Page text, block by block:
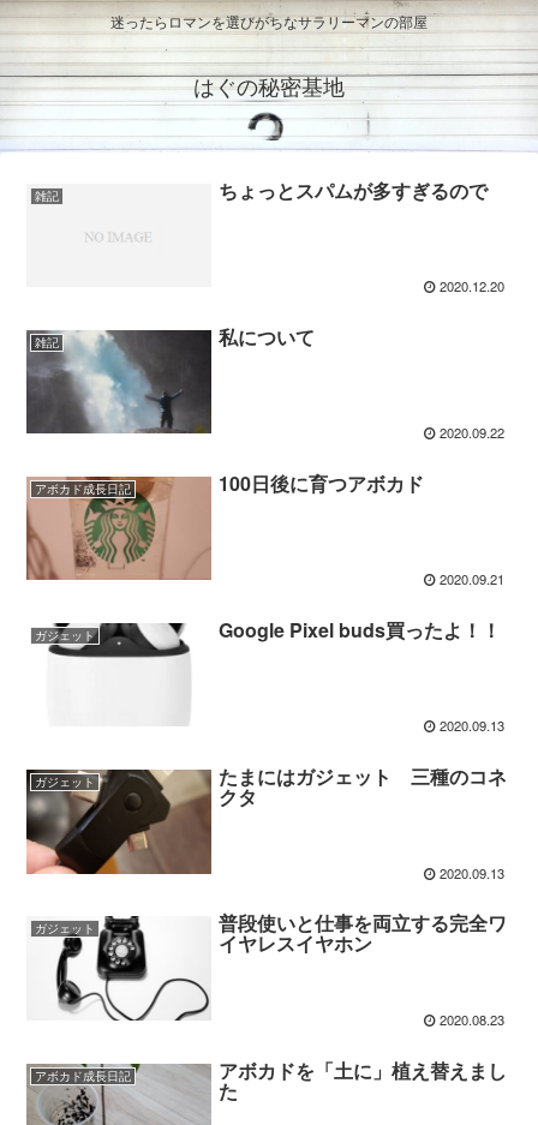
迷ったらロマンを選びがちなサラリーマンの部屋
はぐの秘密基地
雑記 ちょっとスパムが多すぎるので
2020.12.20
雑記 私について
2020.09.22
アボカド成長日記 100日後に育つアボカド
2020.09.21
ガジェット Google Pixel buds買ったよ！！
2020.09.13
ガジェット たまにはガジェット 三種のコネ
クタ
2020.09.13
ガジェット 普段使いと仕事を両立する完全ワ
イヤレスイヤホン
2020.08.23
アボカド成長日記 アボカドを「土に」植え替えまし
た